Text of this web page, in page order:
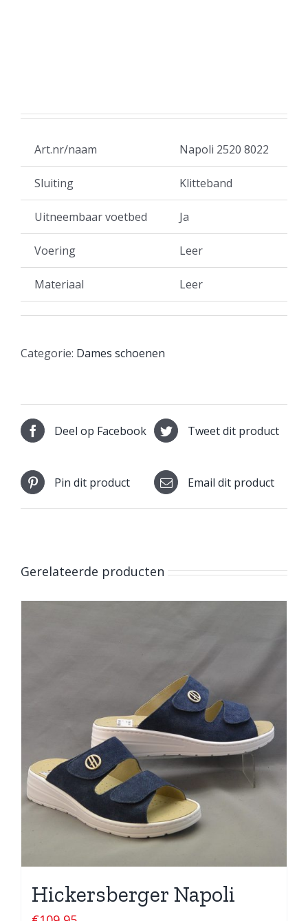
Art.nr/naam Napoli 2520 8022
Sluiting Klitteband
Uitneembaar voetbed Ja
Voering Leer
Materiaal Leer
Categorie: Dames schoenen
Deel op Facebook Tweet dit product
Pin dit product Email dit product
Gerelateerde producten
Hickersberger Napoli